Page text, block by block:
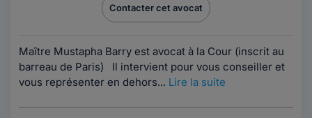
Contacter cet avocat
Maître Mustapha Barry est avocat à la Cour (inscrit au
barreau de Paris) Il intervient pour vous conseiller et
vous représenter en dehors... Lire la suite